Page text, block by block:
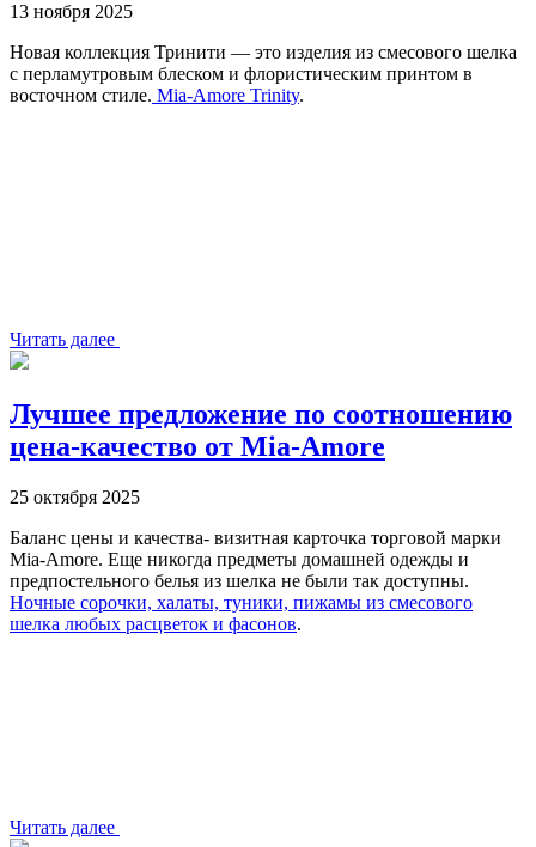
13 ноября 2025
Новая коллекция Тринити — это изделия из смесового шелка
с перламутровым блеском и флористическим принтом в
восточном стиле. Mia-Amore Trinity.
Читать далее
Лучшее предложение по соотношению
цена-качество от Mia-Amore
25 октября 2025
Баланс цены и качества- визитная карточка торговой марки
Mia-Amore. Еще никогда предметы домашней одежды и
предпостельного белья из шелка не были так доступны.
Ночные сорочки, халаты, туники, пижамы из смесового
шелка любых расцветок и фасонов.
Читать далее